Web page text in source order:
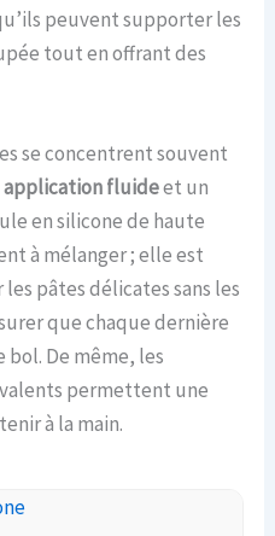
peuvent supporter les
tout en offrant des
se concentrent souvent
application fluideet un
en silicone de haute
à mélanger ; elle est
pâtes délicates sans les
que chaque dernière
De même, les
permettent une
à la main.